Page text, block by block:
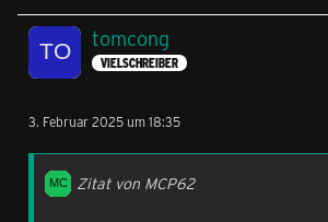
tomcong
VIELSCHREIBER
3. Februar 2025 um 18:35
Zitat von MCP62